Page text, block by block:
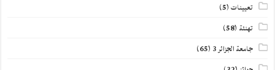
تعيينات(5)
تهنئة (58)
جامعة الجزائر 3 (65)